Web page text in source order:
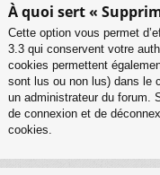
À quoi sert «
Cette option vous permet
3.3 qui conservent votre
cookies permettent
sont lus ou non lus) dans le
un administrateur du forum.
de connexion et de
cookies.